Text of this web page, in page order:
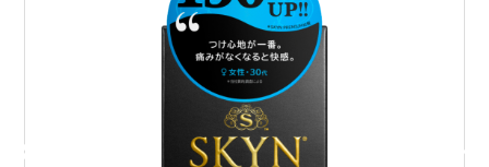
person 新規会員登録
最近チェックした商品